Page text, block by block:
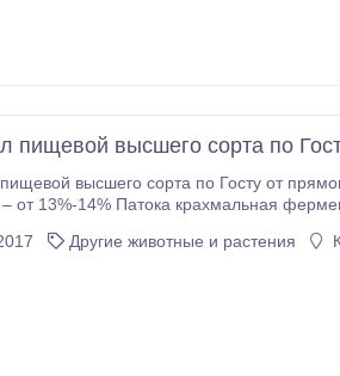
пищевой высшего сорта по
высшего сорта по Госту от
14% Патока крахмальная ферментативная, крахмальная кислотная, мальтозная
Другие животные и растения